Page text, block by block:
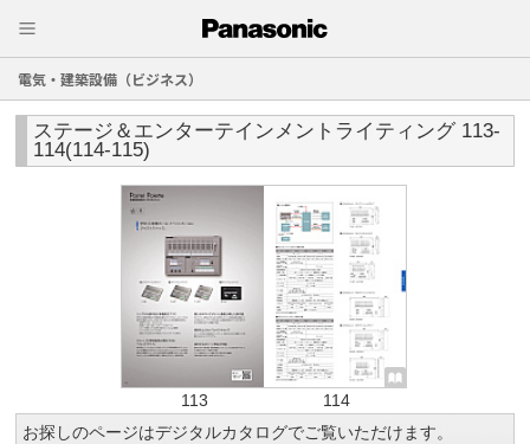
電気・建築設備（ビジネス）
ステージ＆エンターテインメントライティング 113-
114(114-115)
113
114
お探しのページはデジタルカタログでご覧いただけます。